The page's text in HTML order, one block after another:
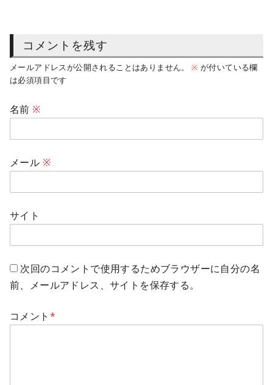
コメントを残す
メールアドレスが公開されることはありません。 ※ が付いている欄
は必須項目です
名前 ※
メール ※
サイト
次回のコメントで使用するためブラウザーに自分の名
前、メールアドレス、サイトを保存する。
コメント *